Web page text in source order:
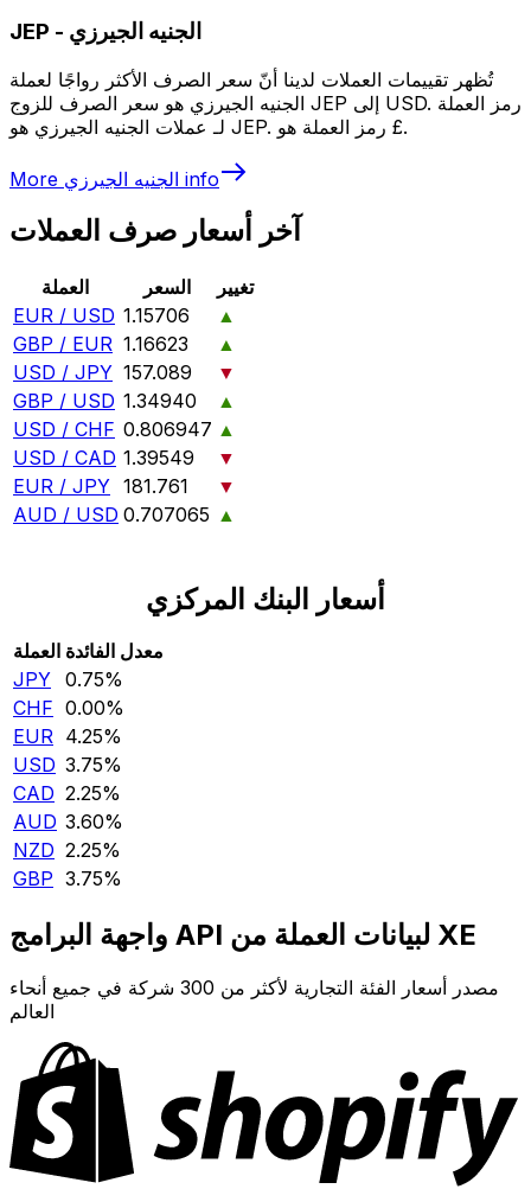
JEP - الجنيه الجيرزي
تُظهر تقييمات العملات لدينا أنّ سعر الصرف الأكثر رواجًا لعملة
الجنيه الجيرزي هو سعر الصرف للزوج JEP إلى USD. رمز العملة
لـ عملات الجنيه الجيرزي هو JEP. رمز العملة هو £.
More الجنيه الجيرزي info
آخر أسعار صرف العملات
العملة السعر
تغيير
EUR / USD 1.15706
▲
GBP / EUR 1.16623
▲
USD / JPY 157.089
▼
GBP / USD 1.34940
▲
USD / CHF 0.806947 ▲
USD / CAD 1.39549
▼
EUR / JPY 181.761
▼
AUD / USD 0.707065 ▲
أسعار البنك المركزي
العملة معدل الفائدة
JPY 0.75‎%‎
CHF 0.00‎%‎
EUR 4.25‎%‎
USD 3.75‎%‎
CAD 2.25‎%‎
AUD 3.60‎%‎
NZD 2.25‎%‎
GBP 3.75‎%‎
واجهة البرامج API لبيانات العملة من XE
مصدر أسعار الفئة التجارية لأكثر من 300 شركة في جميع أنحاء
العالم